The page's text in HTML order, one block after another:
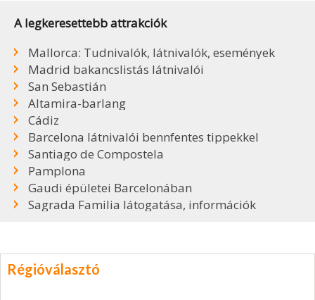
A legkeresettebb attrakciók
Mallorca: Tudnivalók, látnivalók, események
Madrid bakancslistás látnivalói
San Sebastián
Altamira-barlang
Cádiz
Barcelona látnivalói bennfentes tippekkel
Santiago de Compostela
Pamplona
Gaudi épületei Barcelonában
Sagrada Familia látogatása, információk
Régióválasztó